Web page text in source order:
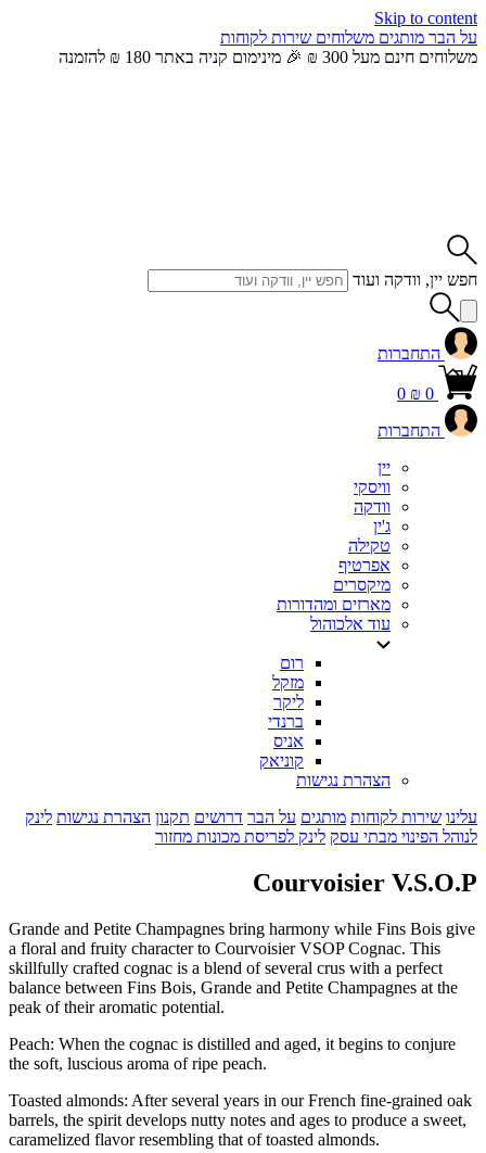
Skip to content
על הבר מותגים משלוחים שירות לקוחות
משלוחים חינם מעל 300 ₪ 🎉 מינימום קניה באתר 180 ₪ להזמנה
חפש יין, וודקה ועוד
התחברות
0
0 ₪
התחברות
יין
וויסקי
וודקה
ג'ין
טקילה
אפרטיף
מיקסרים
מארזים ומהדורות
עוד אלכוהול
רום
מזקל
ליקר
ברנדי
אניס
קוניאק
הצהרת נגישות
עלינו שירות לקוחות מותגים על הבר דרושים תקנון הצהרת נגישות לינק
לנוהל הפינוי מבתי עסק לינק לפריסת מכונות מחזור
Courvoisier V.S.O.P
Grande and Petite Champagnes bring harmony while Fins Bois give
a floral and fruity character to Courvoisier VSOP Cognac. This
skillfully crafted cognac is a blend of several crus with a perfect
balance between Fins Bois, Grande and Petite Champagnes at the
peak of their aromatic potential.
Peach: When the cognac is distilled and aged, it begins to conjure
the soft, luscious aroma of ripe peach.
Toasted almonds: After several years in our French fine-grained oak
barrels, the spirit develops nutty notes and ages to produce a sweet,
caramelized flavor resembling that of toasted almonds.